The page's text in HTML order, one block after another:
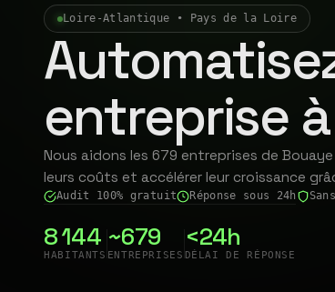
Loire-Atlantique • Pays de la Loire
entreprise
Nous aidons les 679 entreprises de
leurs coûts et accélérer leur croissance
Audit 100% gratuit Réponse sous 24h
8 144
HABITANTS
~679
ENTREPRISES
<24h
DÉLAI DE RÉPONSE